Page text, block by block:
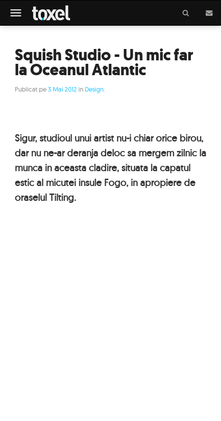
Meniu
Squish Studio - Un mic far
la Oceanul Atlantic
Publicat pe3 Mai 2012 in Design
Sigur, studioul unui artist nu-i chiar orice birou,
dar nu ne-ar deranja deloc sa mergem zilnic la
munca in aceasta cladire, situata la capatul
estic al micutei insule Fogo, in apropiere de
oraselul Tilting.